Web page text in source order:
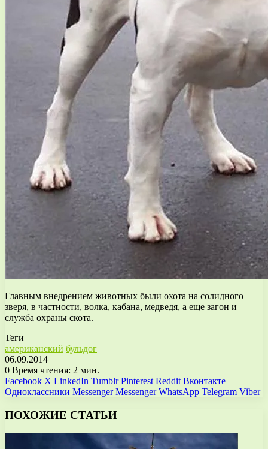
Главным внедрением животных были охота на солидного
зверя, в частности, волка, кабана, медведя, а еще загон и
служба охраны скота.
Теги
американский бульдог
06.09.2014
0 Время чтения: 2 мин.
Facebook X LinkedIn Tumblr Pinterest Reddit Вконтакте
Одноклассники Messenger Messenger WhatsApp Telegram Viber
ПОХОЖИЕ СТАТЬИ